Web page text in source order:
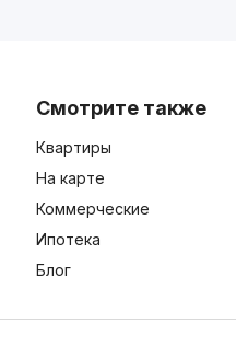
Смотрите также
Квартиры
На карте
Коммерческие
Ипотека
Блог